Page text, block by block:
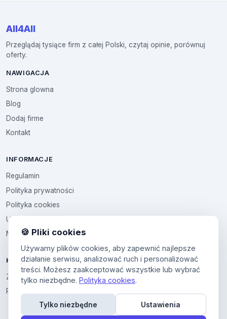
All4All
Przeglądaj tysiące firm z całej Polski, czytaj opinie, porównuj
oferty.
NAWIGACJA
Strona glowna
Blog
Dodaj firme
Kontakt
INFORMACJE
Regulamin
Polityka prywatności
Polityka cookies
Ustawienia cookies
Multikod
KONTO
Zaloguj sie
Panel uzytkownika
🍪 Pliki cookies
Używamy plików cookies, aby zapewnić najlepsze
działanie serwisu, analizować ruch i personalizować
treści. Możesz zaakceptować wszystkie lub wybrać
tylko niezbędne. Polityka cookies.
Tylko niezbędne Ustawienia